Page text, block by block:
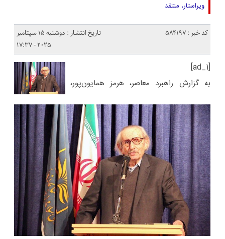
ویراستار، منتقد
کد خبر : 584197
تاریخ انتشار : دوشنبه 15 سپتامبر
2025 - 17:37
[ad_1]
به گزارش راهبرد معاصر، هرمز همایون‌پور،